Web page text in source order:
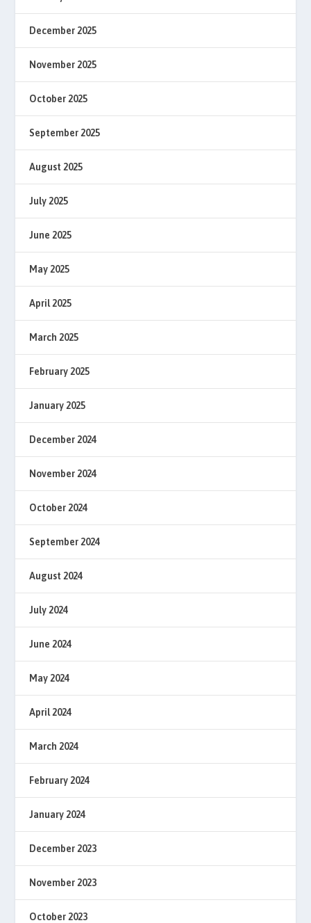
December 2025
November 2025
October 2025
September 2025
August 2025
July 2025
June 2025
May 2025
April 2025
March 2025
February 2025
January 2025
December 2024
November 2024
October 2024
September 2024
August 2024
July 2024
June 2024
May 2024
April 2024
March 2024
February 2024
January 2024
December 2023
November 2023
October 2023